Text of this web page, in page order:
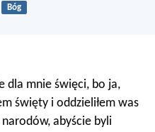
Bóg
dla mnie święci, bo ja,
święty i oddzieliłem was
narodów, abyście byli